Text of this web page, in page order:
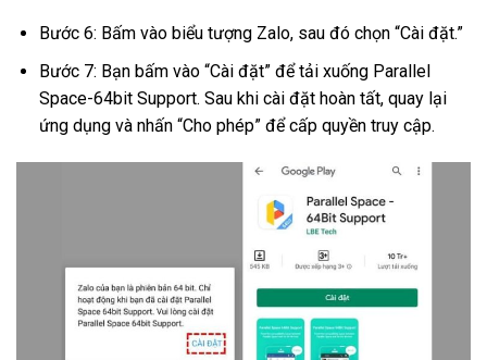
Bước 6: Bấm vào biểu tượng Zalo, sau đó chọn “Cài đặt.”
Bước 7: Bạn bấm vào “Cài đặt” để tải xuống Parallel
Space-64bit Support. Sau khi cài đặt hoàn tất, quay lại
ứng dụng và nhấn “Cho phép” để cấp quyền truy cập.